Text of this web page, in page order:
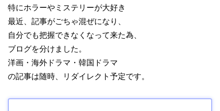
特にホラーやミステリーが大好き
最近、記事がごちゃ混ぜになり、
自分でも把握できなくなって来た為、
ブログを分けました。
洋画・海外ドラマ・韓国ドラマ
の記事は随時、リダイレクト予定です。